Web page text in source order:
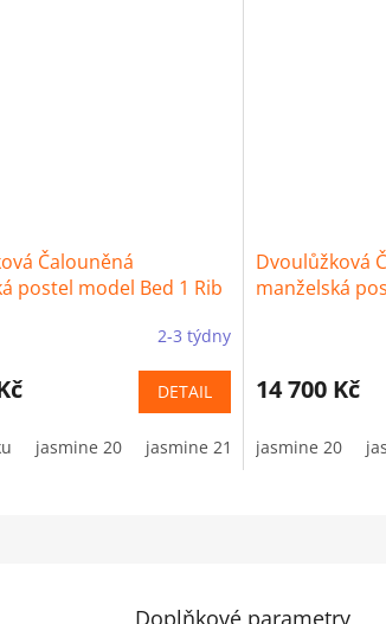
Čalouněná
postel model Bed 1 Rib
2-3 týdny
DETAIL
jasmine 20 jasmine 21 jasmine 24
Dvoulůžková
manželská
14 700 Kč
jasmine 20
Doplňkové parametry